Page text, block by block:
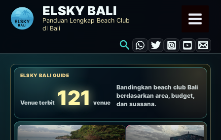
Lewati
konten
ELSKY BALI
Panduan Lengkap Beach Club
di Bali
Cari
ELSKY BALI GUIDE
Venue terbit 121 venue
Bandingkan beach club Bali
berdasarkan area, budget,
dan suasana.